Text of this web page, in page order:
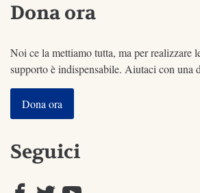
Dona ora
Noi ce la mettiamo tutta, ma per realizzare
supporto è indispensabile. Aiutaci con una
Dona ora
Seguici